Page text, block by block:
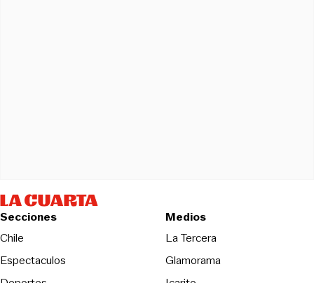
Secciones
Chile
Espectaculos
Medios
La TerceraOpens in new
Glamorama